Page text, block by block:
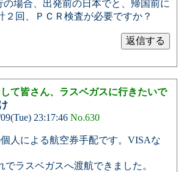
場合、出発前の日本でと、帰国前に
２回、ＰＣＲ検査が必要ですか？
て皆さん、ラスベガスに行きたいで
23:17:46 No.630
人による航空券手配です。VISAな
でラスベガスへ渡航できました。